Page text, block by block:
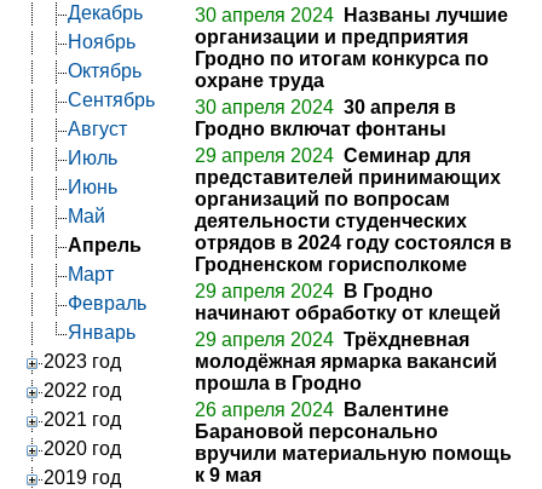
Декабрь
Ноябрь
Октябрь
Сентябрь
Август
Июль
Июнь
Май
Апрель
Март
Февраль
Январь
2023 год
2022 год
2021 год
2020 год
2019 год
30 апреля 2024
Названы лучшие
организации и предприятия
Гродно по итогам конкурса по
охране труда
30 апреля 2024 30 апреля в
Гродно включат фонтаны
29 апреля 2024 Семинар для
представителей принимающих
организаций по вопросам
деятельности студенческих
отрядов в 2024 году состоялся в
Гродненском горисполкоме
29 апреля 2024
В Гродно
начинают обработку от клещей
29 апреля 2024 Трёхдневная
молодёжная ярмарка вакансий
прошла в Гродно
26 апреля 2024
Валентине
Барановой персонально
вручили материальную помощь
к 9 мая